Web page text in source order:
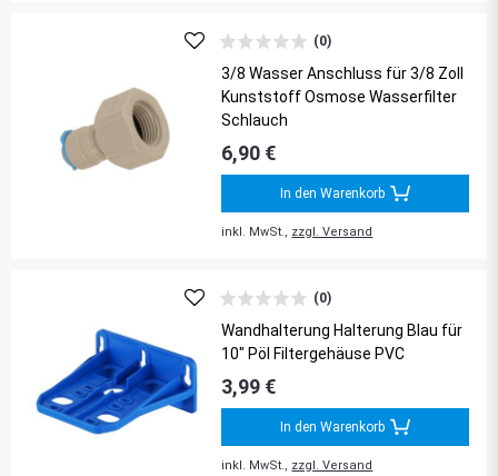
(0)
3/8 Wasser Anschluss für 3/8 Zoll
Kunststoff Osmose Wasserfilter
Schlauch
6,90 €
In den Warenkorb
inkl. MwSt., zzgl. Versand
(0)
Wandhalterung Halterung Blau für
10" Pöl Filtergehäuse PVC
3,99 €
In den Warenkorb
inkl. MwSt., zzgl. Versand